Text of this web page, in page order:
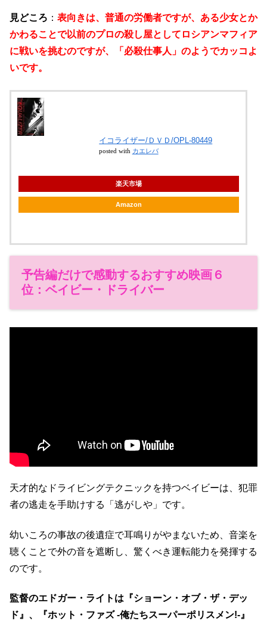
見どころ ： 表向きは、普通の労働者ですが、ある少女とか
かわることで以前のプロの殺し屋としてロシアンマフィア
に戦いを挑むのですが、「必殺仕事人」のようでカッコよ
いです。
イコライザー/ＤＶＤ/OPL-80449
posted with カエレバ
楽天市場
Amazon
予告編だけで感動するおすすめ映画６
位：ベイビー・ドライバー
天才的なドライビングテクニックを持つベイビーは、犯罪
者の逃走を手助けする「逃がしや」です。
幼いころの事故の後遺症で耳鳴りがやまないため、音楽を
聴くことで外の音を遮断し、驚くべき運転能力を発揮する
のです。
監督のエドガー・ライトは『ショーン・オブ・ザ・デッ
ド』、『ホット・ファズ -俺たちスーパーポリスメン!-』